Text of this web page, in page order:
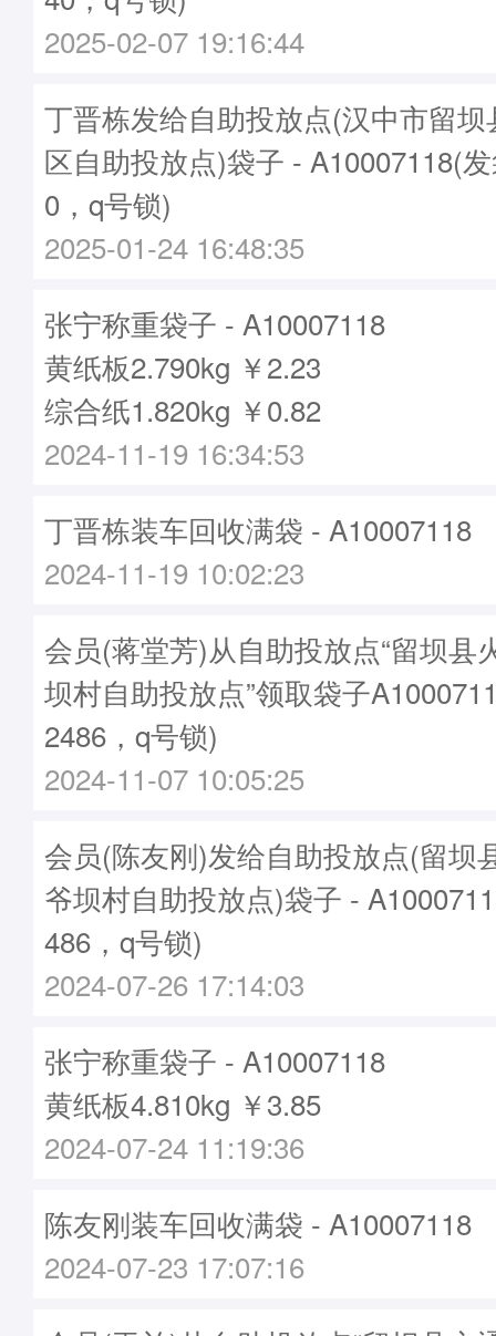
2025-02-07 19:16:44
丁晋栋发给自助投放点(汉中市留
区自助投放点)袋子 - A10007118(
0，q号锁)
2025-01-24 16:48:35
张宁称重袋子 - A10007118
黄纸板2.790kg ￥2.23
综合纸1.820kg ￥0.82
2024-11-19 16:34:53
丁晋栋装车回收满袋 - A10007118
2024-11-19 10:02:23
会员(蒋堂芳)从自助投放点“留坝县
坝村自助投放点”领取袋子
2486，q号锁)
2024-11-07 10:05:25
会员(陈友刚)发给自助投放点(留坝
爷坝村自助投放点)袋子 -
486，q号锁)
2024-07-26 17:14:03
张宁称重袋子 - A10007118
黄纸板4.810kg ￥3.85
2024-07-24 11:19:36
陈友刚装车回收满袋 - A10007118
2024-07-23 17:07:16